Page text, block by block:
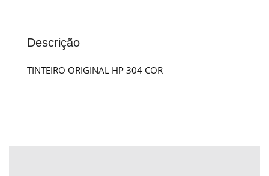
Descrição
TINTEIRO ORIGINAL HP 304 COR